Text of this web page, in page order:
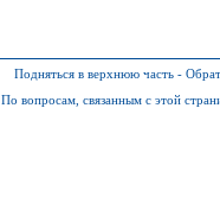
Подняться в верхнюю часть -
По вопросам, связанным с этой